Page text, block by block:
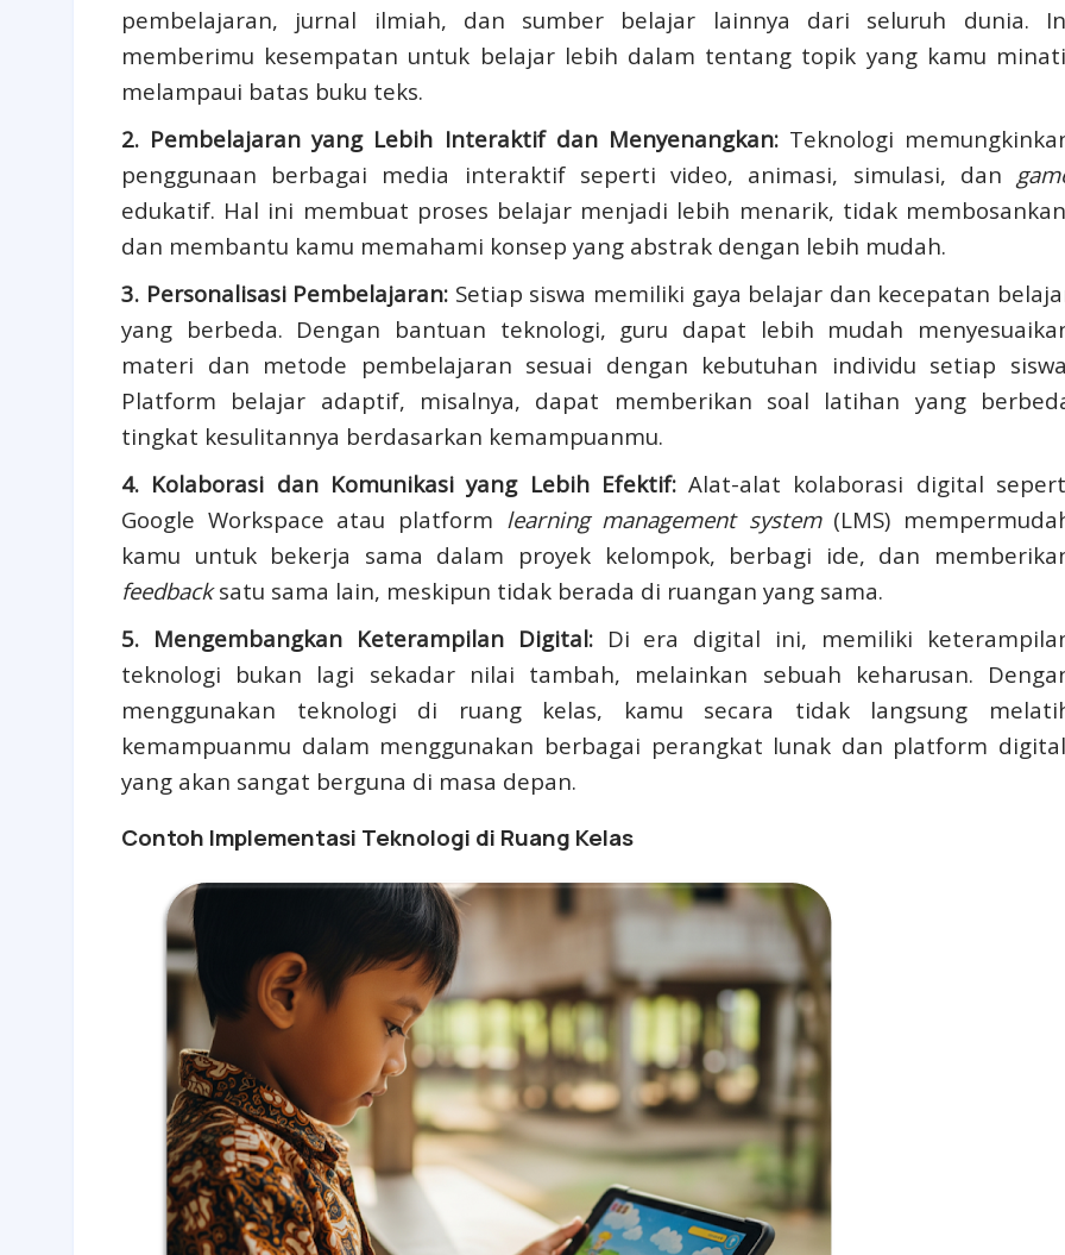
pembelajaran, jurnal ilmiah, dan sumber belajar lainnya dari seluruh dunia.
memberimu kesempatan untuk belajar lebih dalam tentang topik yang kamu
melampaui batas buku teks.
2. Pembelajaran yang Lebih Interaktif dan Menyenangkan:Teknologi
penggunaan berbagai media interaktif seperti video, animasi, simulasi, dan
edukatif. Hal ini membuat proses belajar menjadi lebih menarik, tidak
dan membantu kamu memahami konsep yang abstrak dengan lebih mudah.
3. Personalisasi Pembelajaran: Setiap siswa memiliki gaya belajar dan kecepatan
yang berbeda. Dengan bantuan teknologi, guru dapat lebih mudah
materi dan metode pembelajaran sesuai dengan kebutuhan individu setiap
Platform belajar adaptif, misalnya, dapat memberikan soal latihan yang
tingkat kesulitannya berdasarkan kemampuanmu.
4. Kolaborasi dan Komunikasi yang Lebih Efektif:Alat-alat kolaborasi digital
Google Workspace atau platform learning management system(LMS)
kamu untuk bekerja sama dalam proyek kelompok, berbagi ide, dan
feedbacksatu sama lain, meskipun tidak berada di ruangan yang sama.
5. Mengembangkan Keterampilan Digital:Di era digital ini, memiliki
teknologi bukan lagi sekadar nilai tambah, melainkan sebuah keharusan.
menggunakan teknologi di ruang kelas, kamu secara tidak langsung
kemampuanmu dalam menggunakan berbagai perangkat lunak dan platform
yang akan sangat berguna di masa depan.
Contoh Implementasi Teknologi di Ruang Kelas